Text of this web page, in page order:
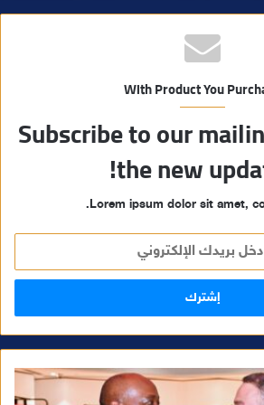
With Product You
Subscribe to our
the new
Lorem ipsum dolor sit amet,